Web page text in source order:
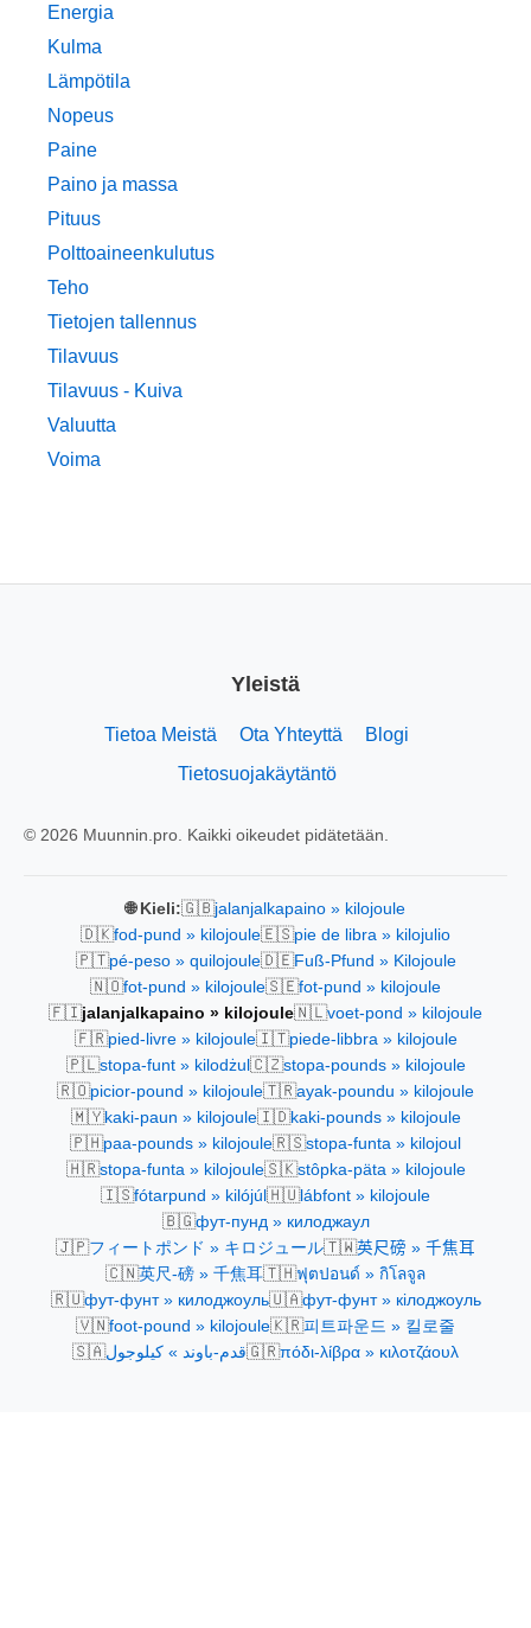
Energia
Kulma
Lämpötila
Nopeus
Paine
Paino ja massa
Pituus
Polttoaineenkulutus
Teho
Tietojen tallennus
Tilavuus
Tilavuus - Kuiva
Valuutta
Voima
Yleistä
Tietoa Meistä Ota Yhteyttä
Blogi
Tietosuojakäytäntö
© 2026 Muunnin.pro. Kaikki oikeudet pidätetään.
🌐 Kieli:🇬🇧jalanjalkapaino » kilojoule
🇩🇰fod-pund » kilojoule🇪🇸pie de libra » kilojulio
🇵🇹pé-peso » quilojoule🇩🇪Fuß-Pfund » Kilojoule
🇳🇴fot-pund » kilojoule🇸🇪fot-pund » kilojoule
🇫🇮jalanjalkapaino » kilojoule🇳🇱voet-pond » kilojoule
🇫🇷pied-livre » kilojoule🇮🇹piede-libbra » kilojoule
🇵🇱stopa-funt » kilodżul 🇨🇿stopa-pounds » kilojoule
🇷🇴picior-pound » kilojoule🇹🇷ayak-poundu » kilojoule
🇲🇾kaki-paun » kilojoule🇮🇩kaki-pounds » kilojoule
🇵🇭paa-pounds » kilojoule🇷🇸stopa-funta » kilojoul
🇭🇷stopa-funta » kilojoule🇸🇰stôpka-päta » kilojoule
🇮🇸fótarpund » kilójúl 🇭🇺lábfont » kilojoule
🇧🇬фут-пунд » килоджаул
🇯🇵フィートポンド » キロジュール🇹🇼英尺磅 » 千焦耳
🇨🇳英尺-磅 » 千焦耳🇹🇭ฟุตปอนด์ » กิโลจูล
🇷🇺фут-фунт » килоджоуль🇺🇦фут-фунт » кілоджоуль
🇻🇳foot-pound » kilojoule🇰🇷피트파운드 » 킬로줄
🇸🇦قدم-باوند » كيلوجول🇬🇷πόδι-λίβρα » κιλοτζάουλ